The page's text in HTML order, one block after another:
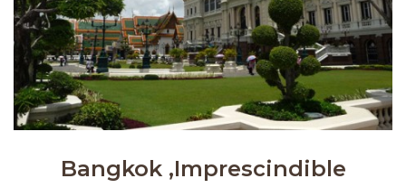
Bangkok ,Imprescindible